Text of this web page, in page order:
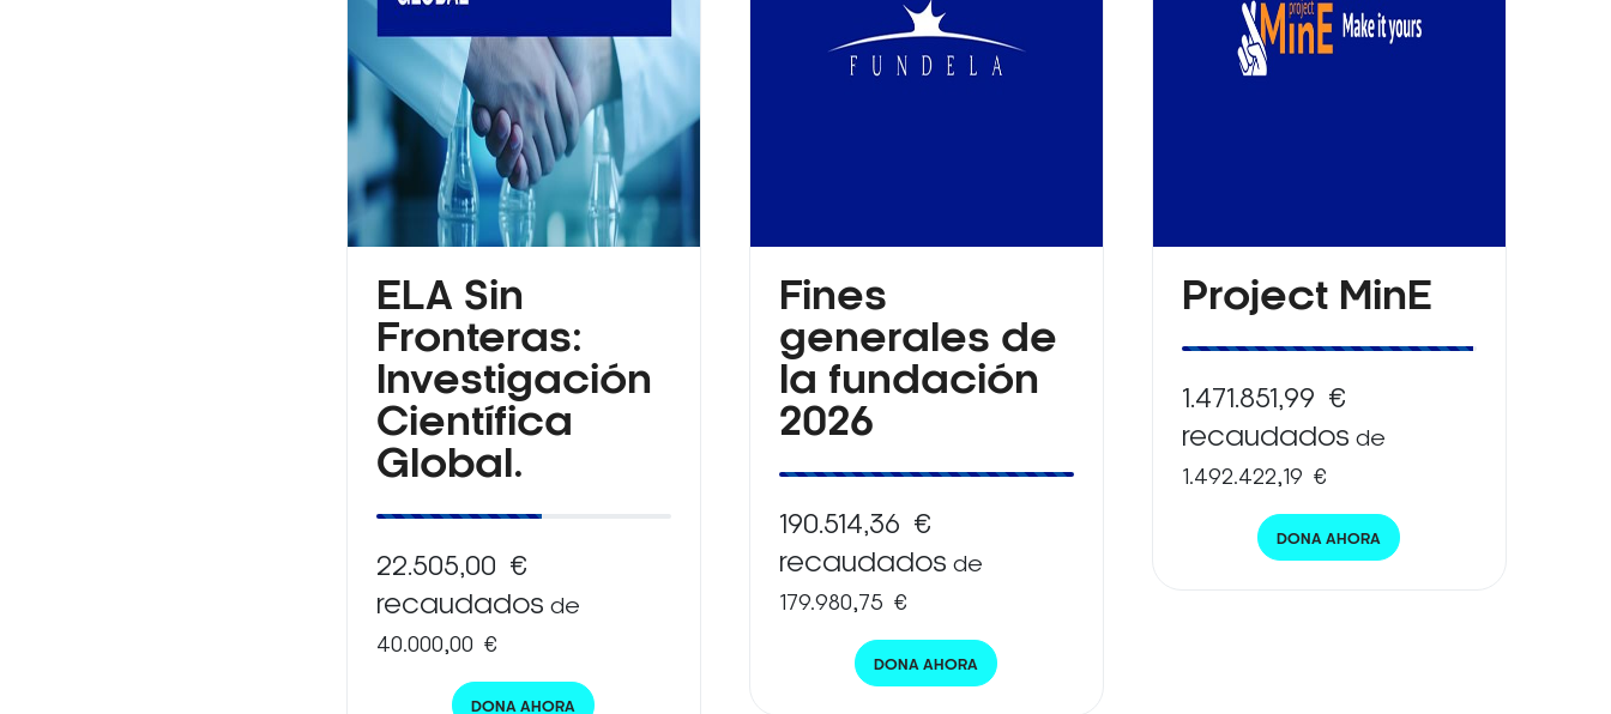
ELA Sin
Fronteras:
Investigación
Científica
Global.
22.505,00 €
recaudados de
40.000,00 €
DONA AHORA
Fines
generales de
la fundación
2026
190.514,36 €
recaudados de
179.980,75 €
DONA AHORA
Project MinE
1.471.851,99 €
recaudados de
1.492.422,19 €
DONA AHORA